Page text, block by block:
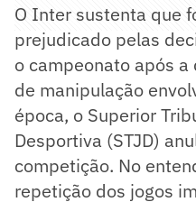
O Inter sustenta que
prejudicado pelas
o campeonato após
de manipulação
época, o Superior
Desportiva (STJD)
competição. No
repetição dos jogos